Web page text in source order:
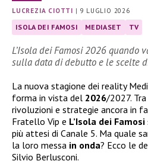
LUCREZIA CIOTTI | 9 LUGLIO 2026
ISOLA DEI FAMOSI MEDIASET TV
L’Isola dei Famosi 2026 quando
sulla data di debutto e le scelte
La nuova stagione dei reality
forma in vista del 2026/2027.
rivoluzioni e strategie ancora in
Fratello Vip e L’Isola dei Famosi
più attesi di Canale 5. Ma quale
la loro messa in onda? Ecco le
Silvio Berlusconi.